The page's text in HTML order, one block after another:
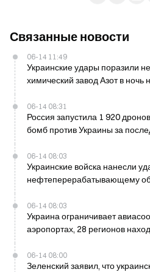
Связанные новости
06-14 11:49
Украинские удары поразили
химический завод Азот в ночь
06-14 08:31
Россия запустила 1 920
бомб против Украины за
06-14 08:03
Украинские войска нанесли
нефтеперерабатывающему
06-14 08:03
Украина ограничивает
аэропортах, 28 регионов
06-14 08:00
Зеленский заявил, что